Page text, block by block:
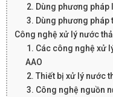
2. Dùng phương pháp
3. Dùng phương pháp
Công nghệ xử lý nước
1. Các công nghệ xử
AAO
2. Thiết bị xử lý nước
3. Công nghệ nguồn